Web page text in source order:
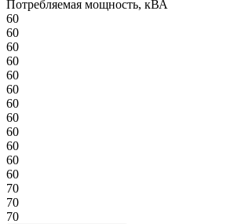
Потребляемая мощность, кВА
60
60
60
60
60
60
60
60
60
60
60
60
70
70
70